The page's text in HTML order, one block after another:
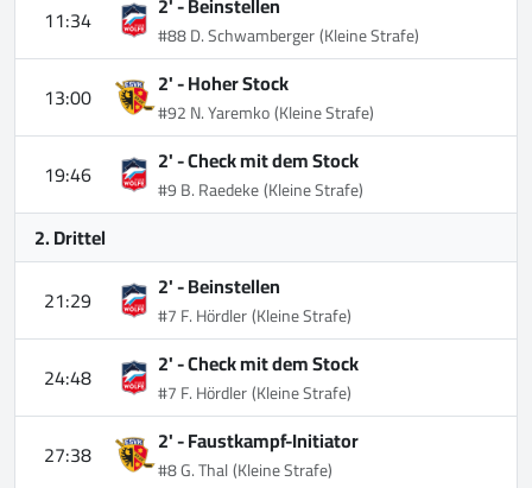
11:34 #88 D. Schwamberger(Kleine Strafe)
13:00 2' -Hoher Stock
#92 N. Yaremko(Kleine Strafe)
19:46 2' -Check mit dem Stock
#9 B. Raedeke(Kleine Strafe)
2. Drittel
21:29
2' -Beinstellen
#7 F. Hördler(Kleine Strafe)
24:48 2' -Check mit dem Stock
#7 F. Hördler(Kleine Strafe)
27:38 2' -Faustkampf-Initiator
#8 G. Thal(Kleine Strafe)